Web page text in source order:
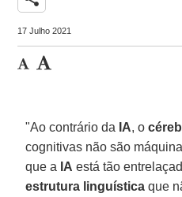
17 Julho 2021
"Ao contrário da IA, o
cognitivas não são
que a IA está tão
estrutura linguística que